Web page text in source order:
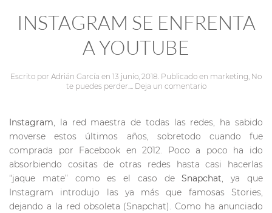
INSTAGRAM SE ENFRENTA
A YOUTUBE
Escrito por Adrián García en 13 junio, 2018. Publicado en marketing, No
te puedes perder.... Deja un comentario
Instagram, la red maestra de todas las redes, ha sabido
moverse estos últimos años, sobretodo cuando fue
comprada por Facebook en 2012. Poco a poco ha ido
absorbiendo cositas de otras redes hasta casi hacerlas
“jaque mate” como es el caso deSnapchat, ya que
Instagram introdujo las ya más que famosas Stories,
dejando a la red obsoleta (Snapchat). Como ha anunciado